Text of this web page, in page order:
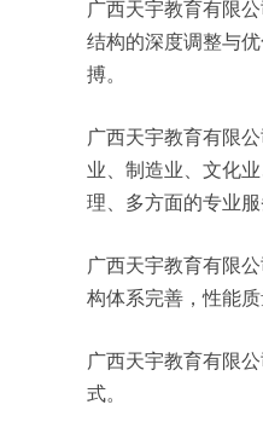
广西天宇教育有限
结构的深度调整与
搏。
广西天宇教育有限
业、制造业、文化
理、多方面的专业服
广西天宇教育有限
构体系完善，性能质
广西天宇教育有限
式。